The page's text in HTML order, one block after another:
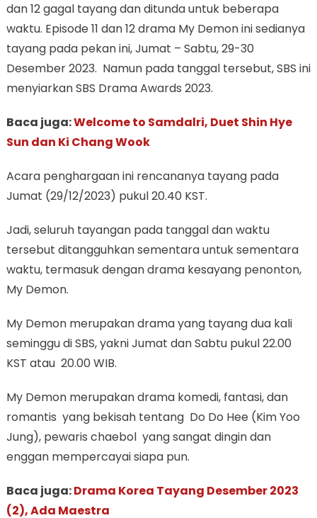
dan 12 gagal tayang dan ditunda untuk beberapa
waktu. Episode 11 dan 12 drama My Demon ini sedianya
tayang pada pekan ini, Jumat – Sabtu, 29-30
Desember 2023. Namun pada tanggal tersebut, SBS ini
menyiarkan SBS Drama Awards 2023.
Baca juga:Welcome to Samdalri, Duet Shin Hye
Sun dan Ki Chang Wook
Acara penghargaan ini rencananya tayang pada
Jumat (29/12/2023) pukul 20.40 KST.
Jadi, seluruh tayangan pada tanggal dan waktu
tersebut ditangguhkan sementara untuk sementara
waktu, termasuk dengan drama kesayang penonton,
My Demon.
My Demon merupakan drama yang tayang dua kali
seminggu di SBS, yakni Jumat dan Sabtu pukul 22.00
KST atau 20.00 WIB.
My Demon merupakan drama komedi, fantasi, dan
romantis yang bekisah tentang Do Do Hee (Kim Yoo
Jung), pewaris chaebol yang sangat dingin dan
enggan mempercayai siapa pun.
Baca juga:Drama Korea Tayang Desember 2023
(2), Ada Maestra